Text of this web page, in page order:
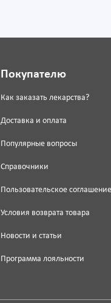
Покупателю
Как заказать лекарства?
Доставка и оплата
Популярные вопросы
Справочники
Пользовательское соглашение
Условия возврата товара
Новости и статьи
Программа лояльности